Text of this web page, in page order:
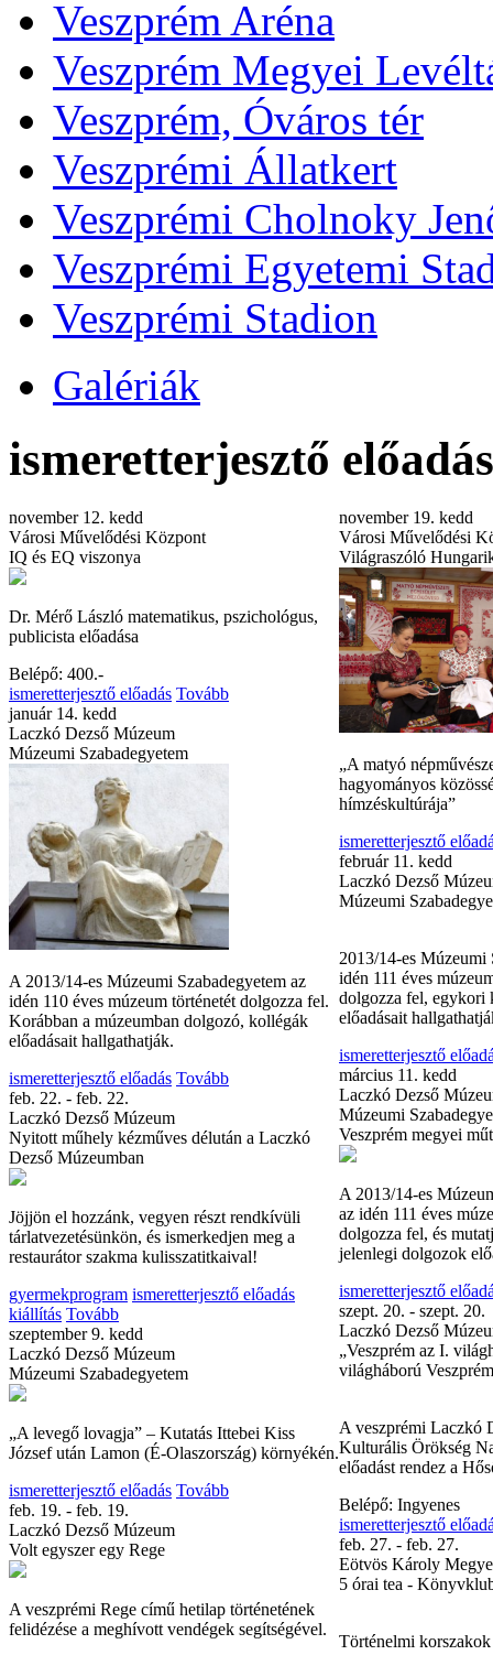
Veszprém Aréna
Veszprém Megyei
Veszprém, Óváros tér
Veszprémi Állatkert
Veszprémi Cholnoky
Veszprémi Egyetemi
Veszprémi Stadion
Galériák
ismeretterjesztő előadás
november 12. kedd
Városi Művelődési Központ
IQ és EQ viszonya
Dr. Mérő László matematikus, pszichológus,
publicista előadása
Belépő: 400.-
ismeretterjesztő előadás Tovább
január 14. kedd
Laczkó Dezső Múzeum
Múzeumi Szabadegyetem
A 2013/14-es Múzeumi Szabadegyetem az
idén 110 éves múzeum történetét dolgozza fel.
Korábban a múzeumban dolgozó, kollégák
előadásait hallgathatják.
ismeretterjesztő előadás Tovább
feb. 22. - feb. 22.
Laczkó Dezső Múzeum
Nyitott műhely kézműves délután a Laczkó
Dezső Múzeumban
Jöjjön el hozzánk, vegyen részt rendkívüli
tárlatvezetésünkön, és ismerkedjen meg a
restaurátor szakma kulisszatitkaival!
gyermekprogram ismeretterjesztő előadás
kiállítás Tovább
szeptember 9. kedd
Laczkó Dezső Múzeum
Múzeumi Szabadegyetem
„A levegő lovagja” ‒ Kutatás Ittebei Kiss
József után Lamon (É-Olaszország) környékén.
ismeretterjesztő előadás Tovább
feb. 19. - feb. 19.
Laczkó Dezső Múzeum
Volt egyszer egy Rege
A veszprémi Rege című hetilap történetének
felidézése a meghívott vendégek segítségével.
november 19. kedd
Városi Művelődési
Világraszóló
„A matyó
hagyományos
hímzéskultúrája”
ismeretterjesztő
február 11. kedd
Laczkó Dezső
Múzeumi
2013/14-es Múzeumi
idén 111 éves
dolgozza fel, egykori
előadásait
ismeretterjesztő
március 11. kedd
Laczkó Dezső
Múzeumi
Veszprém megyei
A 2013/14-es
az idén 111 éves
dolgozza fel, és
jelenlegi dolgozok
ismeretterjesztő
szept. 20. - szept. 20.
Laczkó Dezső
világháború
A veszprémi Laczkó
Kulturális Örökség
előadást rendez a
Belépő: Ingyenes